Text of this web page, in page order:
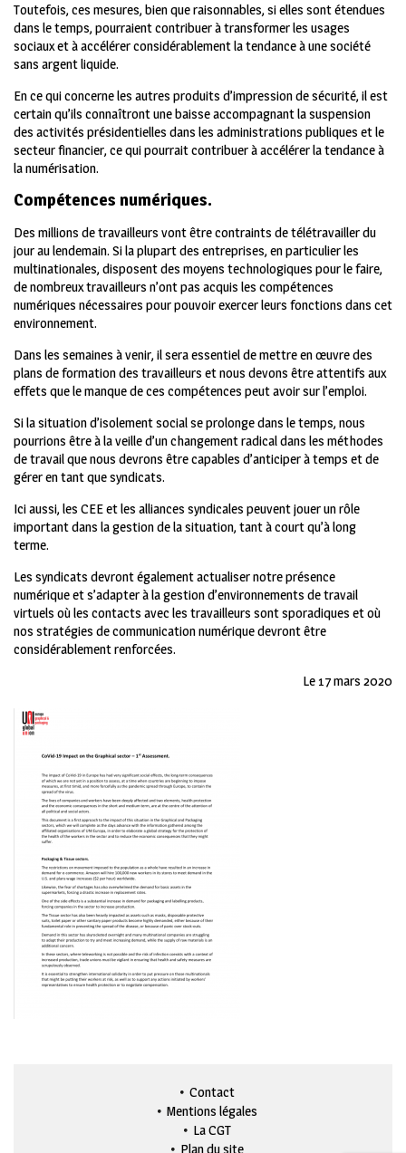
Toutefois, ces mesures, bien que raisonnables, si elles sont étendues
dans le temps, pourraient contribuer à transformer les usages
sociaux et à accélérer considérablement la tendance à une société
sans argent liquide.
En ce qui concerne les autres produits d’impression de sécurité, il est
certain qu’ils connaîtront une baisse accompagnant la suspension
des activités présidentielles dans les administrations publiques et le
secteur financier, ce qui pourrait contribuer à accélérer la tendance à
la numérisation.
Compétences numériques.
Des millions de travailleurs vont être contraints de télétravailler du
jour au lendemain. Si la plupart des entreprises, en particulier les
multinationales, disposent des moyens technologiques pour le faire,
de nombreux travailleurs n’ont pas acquis les compétences
numériques nécessaires pour pouvoir exercer leurs fonctions dans cet
environnement.
Dans les semaines à venir, il sera essentiel de mettre en œuvre des
plans de formation des travailleurs et nous devons être attentifs aux
effets que le manque de ces compétences peut avoir sur l’emploi.
Si la situation d’isolement social se prolonge dans le temps, nous
pourrions être à la veille d’un changement radical dans les méthodes
de travail que nous devrons être capables d’anticiper à temps et de
gérer en tant que syndicats.
Ici aussi, les CEE et les alliances syndicales peuvent jouer un rôle
important dans la gestion de la situation, tant à court qu’à long
terme.
Les syndicats devront également actualiser notre présence
numérique et s’adapter à la gestion d’environnements de travail
virtuels où les contacts avec les travailleurs sont sporadiques et où
nos stratégies de communication numérique devront être
considérablement renforcées.
Le 17 mars 2020
Contact
Mentions légales
La CGT
Plan du site